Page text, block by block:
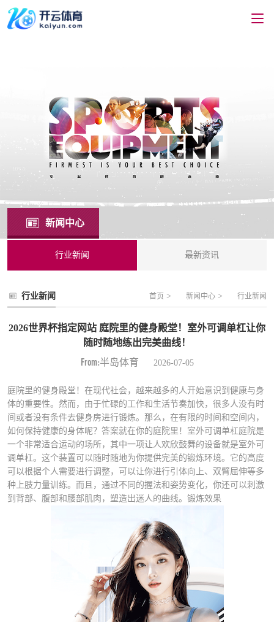
新闻中心
行业新闻 最新资讯
行业新闻 首页 > 新闻中心 > 行业新闻
2026世界杯指定网站 庭院里的健身殿堂！室外可调单杠让你
随时随地练出完美曲线！
From:半岛体育 2026-07-05
庭院里的健身殿堂！在现代社会，越来越多的人开始意识到健康与身
体的重要性。然而，由于忙碌的工作和生活节奏加快，很多人没有时
间或者没有条件去健身房进行锻炼。那么，在有限的时间和空间内，
如何保持健康的身体呢？答案就在你的庭院里！室外可调单杠庭院是
一个非常适合运动的场所，其中一项让人欢欣鼓舞的设备就是室外可
调单杠。这个装置可以随时随地为你提供完美的锻炼环境。它的高度
可以根据个人需要进行调整，可以让你进行引体向上、双臂屈伸等多
种上肢力量训练。而且，通过不同的握法和姿势变化，你还可以刺激
到背部、腹部和腰部肌肉，塑造出迷人的曲线。锻炼效果